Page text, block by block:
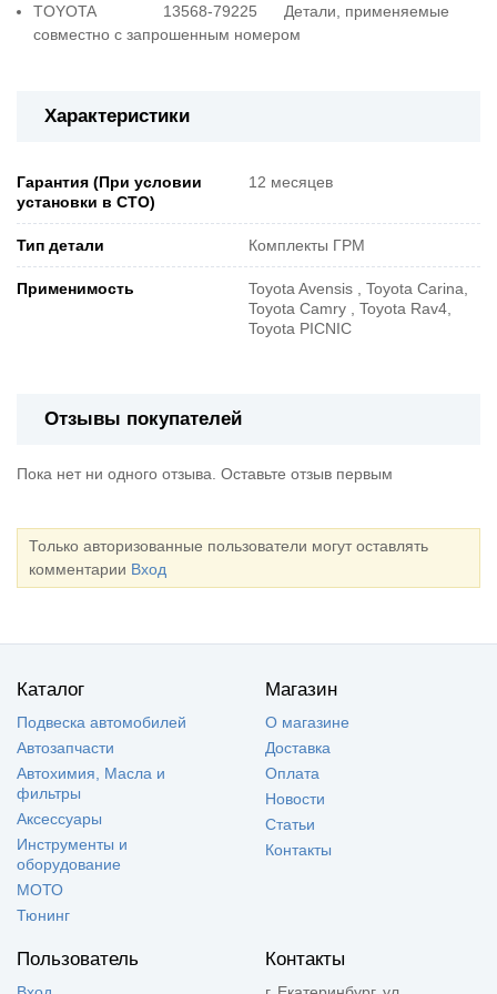
TOYOTA 13568-79225 Детали, применяемые
совместно с запрошенным номером
Характеристики
Гарантия (При условии
установки в СТО)
12 месяцев
Тип детали Комплекты ГРМ
Применимость
Toyota Avensis , Toyota Carina,
Toyota Camry , Toyota Rav4,
Toyota PICNIC
Отзывы покупателей
Пока нет ни одного отзыва. Оставьте отзыв первым
Только авторизованные пользователи могут оставлять
комментарии Вход
Каталог
Подвеска автомобилей
Автозапчасти
Автохимия, Масла и
фильтры
Аксессуары
Инструменты и
оборудование
МОТО
Тюнинг
Магазин
О магазине
Доставка
Оплата
Новости
Статьи
Контакты
Пользователь Контакты